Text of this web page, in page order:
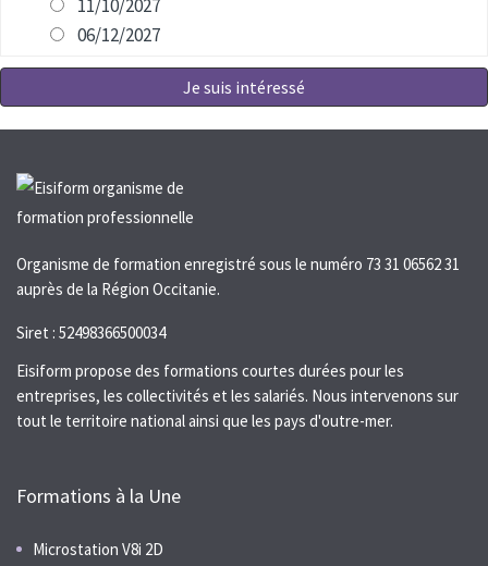
11/10/2027
06/12/2027
Je suis intéressé
Organisme de formation enregistré sous le numéro 73 31 06562 31
auprès de la Région Occitanie.
Siret : 52498366500034
Eisiform propose des formations courtes durées pour les
entreprises, les collectivités et les salariés. Nous intervenons sur
tout le territoire national ainsi que les pays d'outre-mer.
Formations à la Une
Microstation V8i 2D